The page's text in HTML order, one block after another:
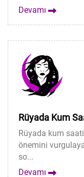
Devamı
Rüyada Kum
Rüyada kum
önemini
so...
Devamı